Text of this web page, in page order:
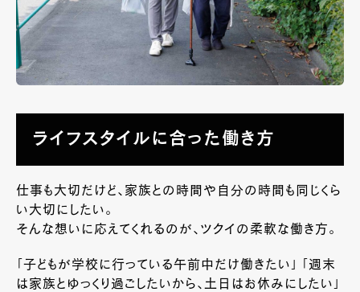
ライフスタイルに合った働き方
仕事も大切だけど、家族との時間や自分の時間も同じくら
い大切にしたい。
そんな想いに応えてくれるのが、ツクイの柔軟な働き方。
「子どもが学校に行っている午前中だけ働きたい」 「週末
は家族とゆっくり過ごしたいから、土日はお休みにしたい」